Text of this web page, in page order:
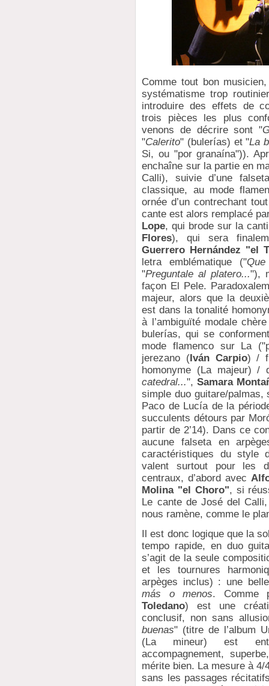
Comme tout bon
systématisme trop
introduire des effets de
trois pièces les plus
venons de décrire sont "
"Calerito" (bulerías) et "La
Si, ou "por granaína")).
enchaîne sur la partie en
Calli), suivie d’une
classique, au mode
ornée d’un contrechant
cante est alors remplacé
Lope, qui brode sur la
Flores), qui sera
Guerrero Hernández "el
letra emblématique ("
"Preguntale al platero..."),
façon El Pele.
majeur, alors que la
est dans la tonalité
à l’ambiguïté modale
bulerías, qui se
mode flamenco sur La
jerezano (Iván Carpio) /
homonyme (La majeur) /
catedral...",Samara
simple duo guitare/
Paco de Lucía de la
succulents détours par
partir de 2’14). Dans ce
aucune falseta en
caractéristiques du style
valent surtout pour les
centraux, d’abord avec
Molina "el Choro", si
Le cante de José del
nous ramène, comme le
Il est donc logique que la
tempo rapide, en duo
s’agit de la seule
et les tournures
arpèges inclus) : une
más o menos. Comme
Toledano) est une
conclusif, non sans
buenas" (titre de l’album
(La mineur) est
accompagnement,
mérite bien. La mesure à
sans les passages